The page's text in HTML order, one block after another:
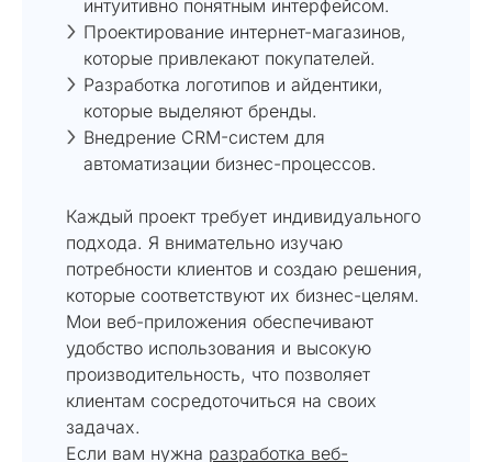
интуитивно понятным интерфейсом.
Проектирование интернет-магазинов,
которые привлекают покупателей.
Разработка логотипов и айдентики,
которые выделяют бренды.
Внедрение CRM-систем для
автоматизации бизнес-процессов.
Каждый проект требует индивидуального
подхода. Я внимательно изучаю
потребности клиентов и создаю решения,
которые соответствуют их бизнес-целям.
Мои веб-приложения обеспечивают
удобство использования и высокую
производительность, что позволяет
клиентам сосредоточиться на своих
задачах.
Если вам нужна разработка веб-